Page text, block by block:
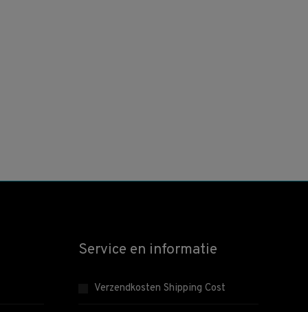
Service en informatie
Verzendkosten Shipping Cost